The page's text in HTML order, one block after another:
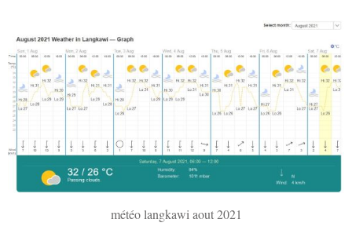
météo langkawi aout 2021